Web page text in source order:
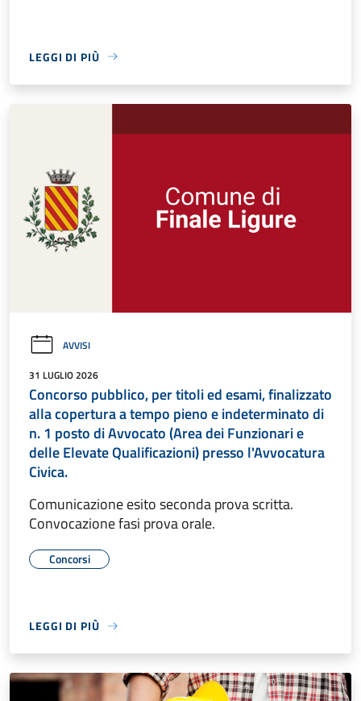
LEGGI DI PIÙ
AVVISI
31 LUGLIO 2026
Concorso pubblico, per titoli ed esami, finalizzato
alla copertura a tempo pieno e indeterminato di
n. 1 posto di Avvocato (Area dei Funzionari e
delle Elevate Qualificazioni) presso l'Avvocatura
Civica.
Comunicazione esito seconda prova scritta.
Convocazione fasi prova orale.
Concorsi
LEGGI DI PIÙ